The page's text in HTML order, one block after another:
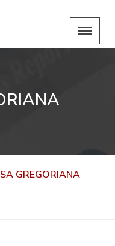
GREGORIANA